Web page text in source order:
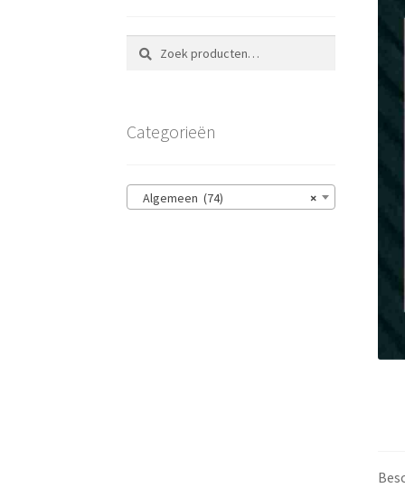
Zoeken
naar:
Zoeken
Categorieën
×
Algemeen (74)